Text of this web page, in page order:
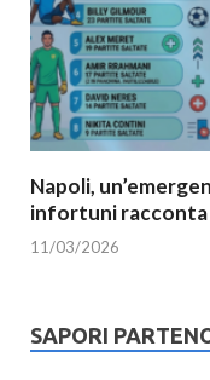
Napoli,
infortuni
11/03/2026
SAPORI